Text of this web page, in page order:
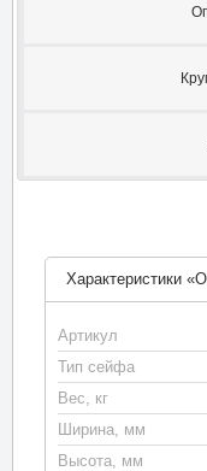
Характеристики
Артикул
Тип сейфа
Вес, кг
Ширина, мм
Высота, мм